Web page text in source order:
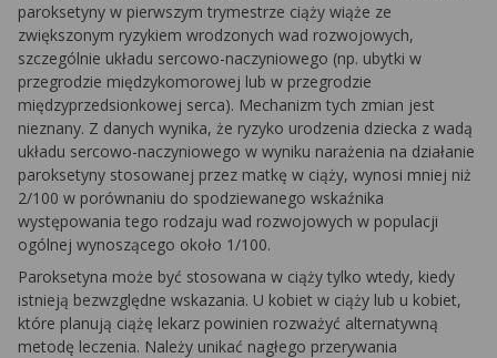
paroksetyny w pierwszym trymestrze ciąży wiąże ze
zwiększonym ryzykiem wrodzonych wad rozwojowych,
szczególnie układu sercowo-naczyniowego (np. ubytki w
przegrodzie międzykomorowej lub w przegrodzie
międzyprzedsionkowej serca). Mechanizm tych zmian jest
nieznany. Z danych wynika, że ryzyko urodzenia dziecka z wadą
układu sercowo-naczyniowego w wyniku narażenia na działanie
paroksetyny stosowanej przez matkę w ciąży, wynosi mniej niż
2/100 w porównaniu do spodziewanego wskaźnika
występowania tego rodzaju wad rozwojowych w populacji
ogólnej wynoszącego około 1/100.
Paroksetyna może być stosowana w ciąży tylko wtedy, kiedy
istnieją bezwzględne wskazania. U kobiet w ciąży lub u kobiet,
które planują ciążę lekarz powinien rozważyć alternatywną
metodę leczenia. Należy unikać nagłego przerywania